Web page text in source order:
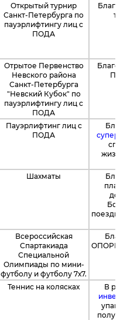
Открытый турнир
Санкт-Петербурга по
пауэрлифтингу лиц с
ПОДА
Отрытое Первенство
Невского района
Санкт-Петербурга
"Невский Кубок" по
пауэрлифтингу лиц с
ПОДА
Пауэрлифтинг лиц с
ПОДА
Шахматы
поездку
Всероссийская
Спартакиада
Специальной
Олимпиады по мини-
футболу и футболу 7х7.
ОПОРЫ"
Теннис на колясках
В